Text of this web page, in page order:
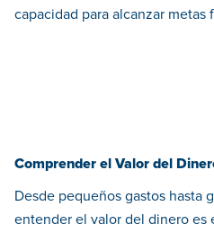
capacidad para alcanzar metas
Comprender el Valor del
Desde pequeños gastos hasta
entender el valor del dinero es